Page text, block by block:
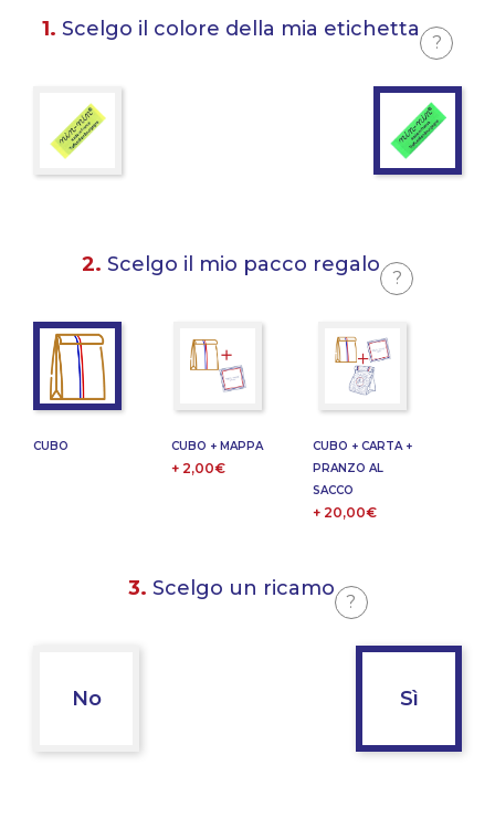
1. Scelgo il colore della mia etichetta
?
2. Scelgo il mio pacco regalo
?
CUBO CUBO + MAPPA
+ 2,00€
CUBO + CARTA +
PRANZO AL
SACCO
+ 20,00€
3. Scelgo un ricamo
?
No Sì